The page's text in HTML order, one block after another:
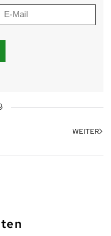
WEITER